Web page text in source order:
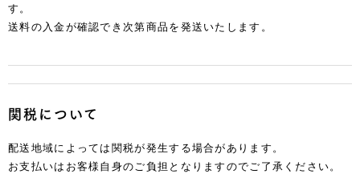
す。
送料の入金が確認でき次第商品を発送いたします。
関税について
配送地域によっては関税が発生する場合があります。
お支払いはお客様自身のご負担となりますのでご了承ください。